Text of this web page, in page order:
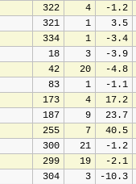
322
   4
-1.2
321
   1
  3.5
334
   1
-3.4
  18
   3
-3.9
  42
  20
-4.8
  83
   1
-1.1
173
   4
17.2
187
   9
23.7
255
   7
40.5
300
  21
-1.2
299
  19
-2.1
304
   3
-10.3